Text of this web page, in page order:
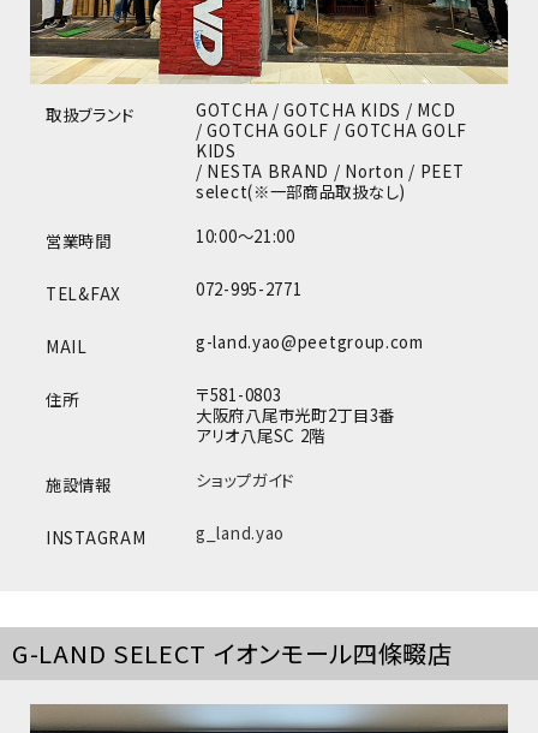
取扱ブランド
GOTCHA / GOTCHA KIDS / MCD
/ GOTCHA GOLF / GOTCHA GOLF
KIDS
/ NESTA BRAND / Norton / PEET
select(※一部商品取扱なし)
営業時間 10:00～21:00
TEL&FAX 072-995-2771
MAIL g-land.yao@peetgroup.com
住所
〒581-0803
大阪府八尾市光町2丁目3番
アリオ八尾SC 2階
施設情報 ショップガイド
INSTAGRAM g_land.yao
G-LAND SELECT イオンモール四條畷店